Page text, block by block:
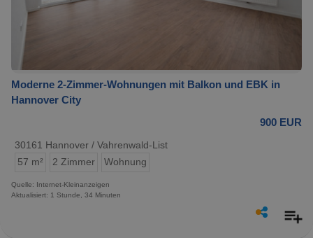
Moderne 2-Zimmer-Wohnungen mit Balkon und EBK in
Hannover City
900 EUR
30161 Hannover / Vahrenwald-List
57 m²
2 Zimmer Wohnung
Quelle: Internet-Kleinanzeigen
Aktualisiert: 1 Stunde, 34 Minuten